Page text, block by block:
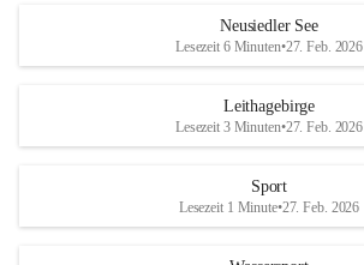
S
und den daraus folgenden wirtschaftlichen
Maßnahmen zur Bekämpfung
Rebe und der Amerikanischen
r
S
Neusiedler See
Lesezeit 6 Minuten•27. Feb. 2026
Leithagebirge
Lesezeit 3 Minuten•27. Feb. 2026
Sport
Lesezeit 1 Minute•27. Feb. 2026